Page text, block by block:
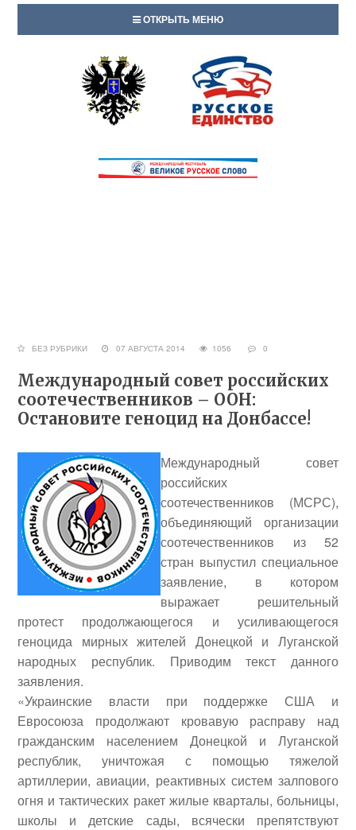
ОТКРЫТЬ МЕНЮ
БЕЗ РУБРИКИ 07 АВГУСТА 2014 1056 0
Международный совет российских
соотечественников – ООН:
Остановите геноцид на Донбассе!
Международный совет
российских
соотечественников (МСРС),
объединяющий организации
соотечественников из 52
стран выпустил специальное
заявление, в котором
выражает решительный
протест продолжающегося и усиливающегося
геноцида мирных жителей Донецкой и Луганской
народных республик. Приводим текст данного
заявления.
«Украинские власти при поддержке США и
Евросоюза продолжают кровавую расправу над
гражданским населением Донецкой и Луганской
республик, уничтожая с помощью тяжелой
артиллерии, авиации, реактивных систем залпового
огня и тактических ракет жилые кварталы, больницы,
школы и детские сады, всячески препятствуют